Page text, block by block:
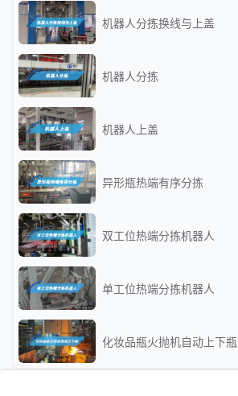
机器人分拣换线与上盖
机器人分拣
机器人上盖
异形瓶热端有序分拣
双工位热端分拣机器人
单工位热端分拣机器人
化妆品瓶火抛机自动上下瓶